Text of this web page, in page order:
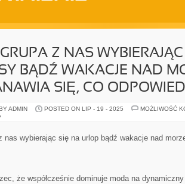
Z NAS
BĄDŹ WAKACJE NAD
SIĘ, CO
ADMIN POSTED ON LIP - 19 - 2025
MOŻLIWOŚĆ
nas wybierając się na urlop bądź wakacje nad
że współcześnie dominuje moda na